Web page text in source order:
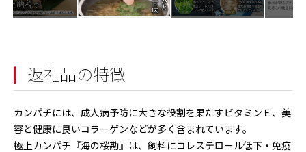
返礼品の特徴
カンパチには、成人病予防に大きな役割を果たすビタミンＥ、美
容と健康に良いコラーゲンなどが多く含まれています。
極上カンパチ『海の桜勘』は、飼料にコレステロール低下・免疫